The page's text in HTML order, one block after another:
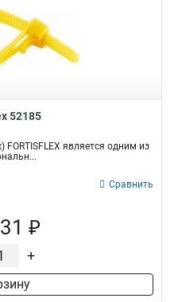
52185
является одним из
Сравнить
₽
+